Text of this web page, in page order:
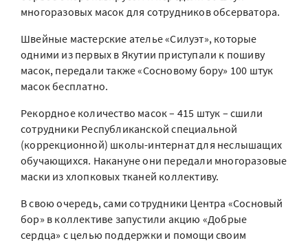
многоразовых масок для сотрудников обсерватора.
Швейные мастерские ателье «Силуэт», которые
одними из первых в Якутии приступали к пошиву
масок, передали также «Сосновому бору» 100 штук
масок бесплатно.
Рекордное количество масок – 415 штук – сшили
сотрудники Республиканской специальной
(коррекционной) школы-интернат для неслышащих
обучающихся. Накануне они передали многоразовые
маски из хлопковых тканей коллективу.
В свою очередь, сами сотрудники Центра «Сосновый
бор» в коллективе запустили акцию «Добрые
сердца» с целью поддержки и помощи своим